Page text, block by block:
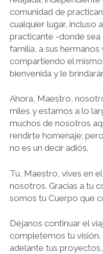
comunidad de
cualquier lugar, incluso
practicante -donde sea
familia, a sus hermanos
compartiendo el
bienvenida y le
Ahora, Maestro,
miles y estamos a lo
muchos de nosotros
rendirte homenaje;
no es un decir adiós.
Tú, Maestro, vives en
nosotros. Gracias a tu
somos tu Cuerpo que
Déjanos continuar el
completemos tu
adelante tus